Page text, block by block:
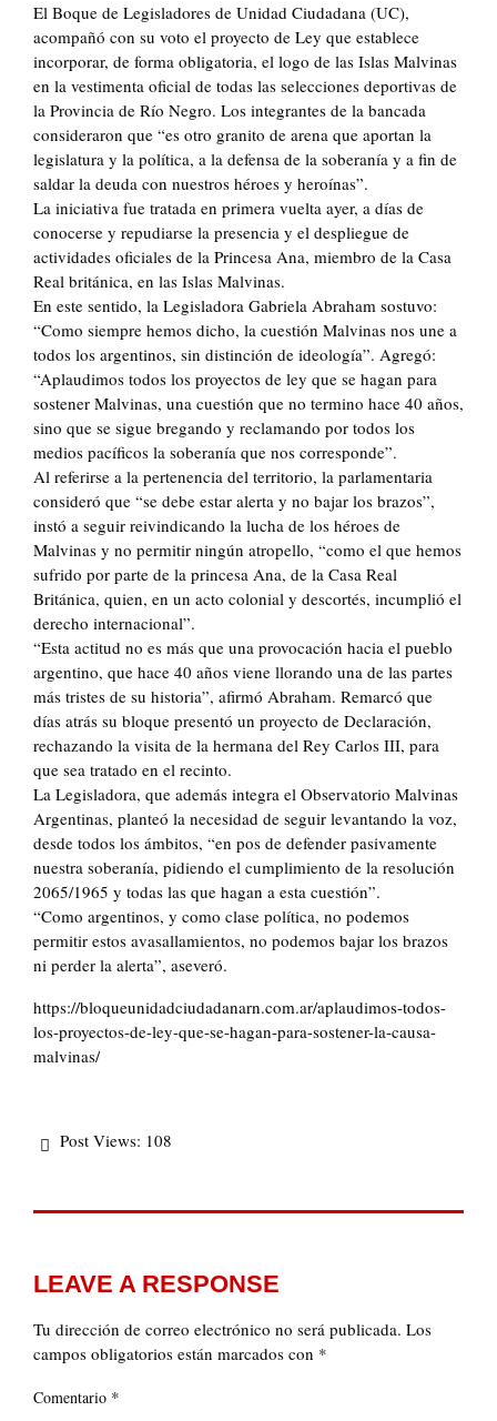
El Boque de Legisladores de Unidad Ciudadana (UC),
acompañó con su voto el proyecto de Ley que establece
incorporar, de forma obligatoria, el logo de las Islas Malvinas
en la vestimenta oficial de todas las selecciones deportivas de
la Provincia de Río Negro. Los integrantes de la bancada
consideraron que “es otro granito de arena que aportan la
legislatura y la política, a la defensa de la soberanía y a fin de
saldar la deuda con nuestros héroes y heroínas”.
La iniciativa fue tratada en primera vuelta ayer, a días de
conocerse y repudiarse la presencia y el despliegue de
actividades oficiales de la Princesa Ana, miembro de la Casa
Real británica, en las Islas Malvinas.
En este sentido, la Legisladora Gabriela Abraham sostuvo:
“Como siempre hemos dicho, la cuestión Malvinas nos une a
todos los argentinos, sin distinción de ideología”. Agregó:
“Aplaudimos todos los proyectos de ley que se hagan para
sostener Malvinas, una cuestión que no termino hace 40 años,
sino que se sigue bregando y reclamando por todos los
medios pacíficos la soberanía que nos corresponde”.
Al referirse a la pertenencia del territorio, la parlamentaria
consideró que “se debe estar alerta y no bajar los brazos”,
instó a seguir reivindicando la lucha de los héroes de
Malvinas y no permitir ningún atropello, “como el que hemos
sufrido por parte de la princesa Ana, de la Casa Real
Británica, quien, en un acto colonial y descortés, incumplió el
derecho internacional”.
“Esta actitud no es más que una provocación hacia el pueblo
argentino, que hace 40 años viene llorando una de las partes
más tristes de su historia”, afirmó Abraham. Remarcó que
días atrás su bloque presentó un proyecto de Declaración,
rechazando la visita de la hermana del Rey Carlos III, para
que sea tratado en el recinto.
La Legisladora, que además integra el Observatorio Malvinas
Argentinas, planteó la necesidad de seguir levantando la voz,
desde todos los ámbitos, “en pos de defender pasivamente
nuestra soberanía, pidiendo el cumplimiento de la resolución
2065/1965 y todas las que hagan a esta cuestión”.
“Como argentinos, y como clase política, no podemos
permitir estos avasallamientos, no podemos bajar los brazos
ni perder la alerta”, aseveró.
https://bloqueunidadciudadanarn.com.ar/aplaudimos-todos-
los-proyectos-de-ley-que-se-hagan-para-sostener-la-causa-
malvinas/
Post Views: 108
LEAVE A RESPONSE
Tu dirección de correo electrónico no será publicada. Los
campos obligatorios están marcados con *
Comentario *